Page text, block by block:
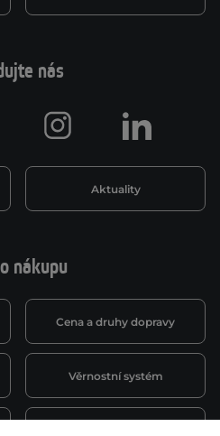
nákupu
Cena a druhy dopravy
Věrnostní systém
nás
Aktuality
Instagram LinkedIn